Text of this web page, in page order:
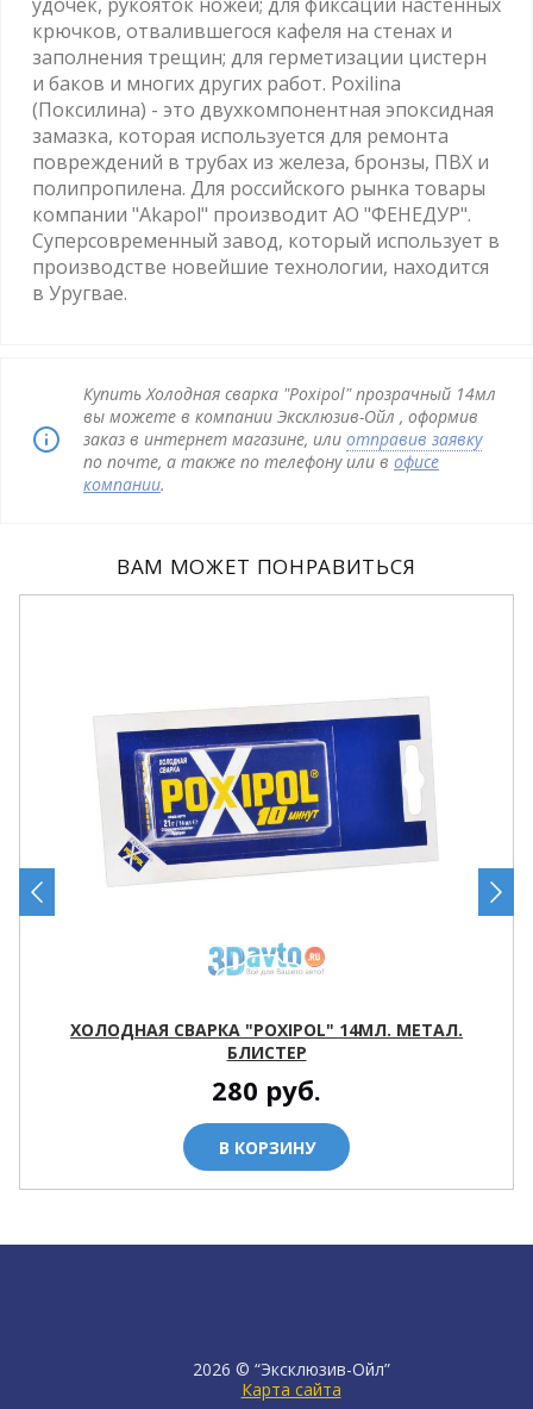
крючков, отвалившегося кафеля на стенах и
заполнения трещин; для герметизации цистерн
и баков и многих других работ. Poxilina
(Поксилина) - это двухкомпонентная эпоксидная
замазка, которая используется для ремонта
повреждений в трубах из железа, бронзы, ПВХ и
полипропилена. Для российского рынка товары
компании "Akapol" производит АО "ФЕНЕДУР".
Суперсовременный завод, который использует в
производстве новейшие технологии, находится
в Уругвае.
Купить Холодная сварка "Poxipol" прозрачный 14мл
вы можете в компании Эксклюзив-Ойл , оформив
заказ в интернет магазине, или отправив заявку
по почте, а также по телефону или в офисе
компании.
ВАМ МОЖЕТ ПОНРАВИТЬСЯ
ХОЛОДНАЯ СВАРКА "POXIPOL" 14МЛ. МЕТАЛ.
БЛИСТЕР
280 руб.
В КОРЗИНУ
2026 © “Эксклюзив-Ойл”
Карта сайта